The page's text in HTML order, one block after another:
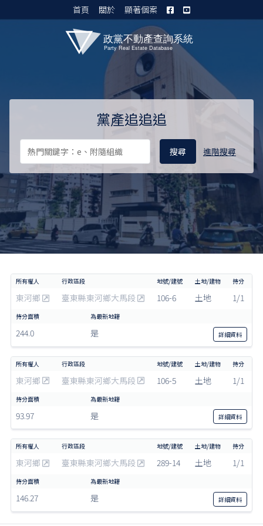
首頁 關於 顯著個案
黨產追追追
進階搜尋
東河鄉 臺東縣東河鄉大馬段 106-6 土地 1/1
244.0 是 詳細資料
東河鄉 臺東縣東河鄉大馬段 106-5 土地 1/1
93.97 是 詳細資料
東河鄉 臺東縣東河鄉大馬段 289-14 土地 1/1
146.27 是 詳細資料